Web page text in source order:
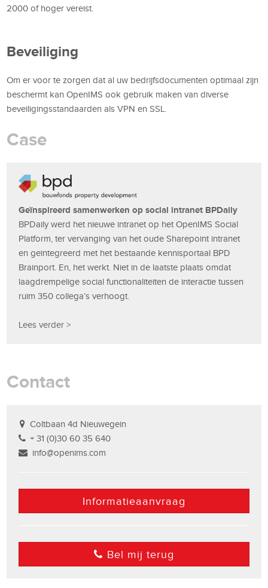
2000 of hoger vereist.
Beveiliging
Om er voor te zorgen dat al uw bedrijfsdocumenten optimaal zijn
beschermt kan OpenIMS ook gebruik maken van diverse
beveiligingsstandaarden als VPN en SSL.
Case
Geïnspireerd samenwerken op social intranet BPDaily
BPDaily werd het nieuwe intranet op het OpenIMS Social
Platform, ter vervanging van het oude Sharepoint intranet
en geïntegreerd met het bestaande kennisportaal BPD
Brainport. En, het werkt. Niet in de laatste plaats omdat
laagdrempelige social functionaliteiten de interactie tussen
ruim 350 collega’s verhoogt.
Lees verder >
Contact
Coltbaan 4d Nieuwegein
+ 31 (0)30 60 35 640
info@openims.com
Informatieaanvraag
Bel mij terug